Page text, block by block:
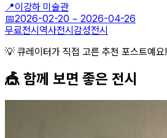
📍이강하 미술관
📅2026-02-20 ~ 2026-04-26
무료전시 역사전시 감성전시
💡 큐레이터가 직접 고른 추천 포스트예요!
🎪 함께 보면 좋은 전시